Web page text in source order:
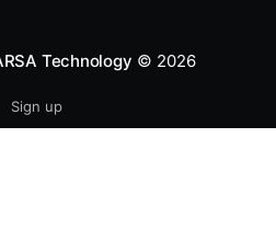
Technology © 2026
Sign up